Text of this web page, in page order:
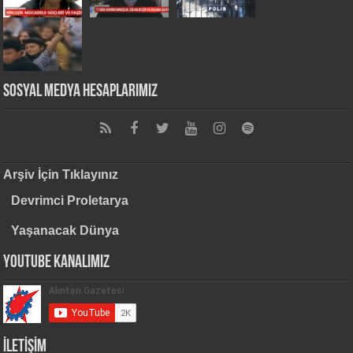
Sosyal Medya Hesaplarımız
Arşiv İçin Tıklayınız
Devrimci Proletarya
Yaşanacak Dünya
Youtube Kanalımız
İLETİŞİM